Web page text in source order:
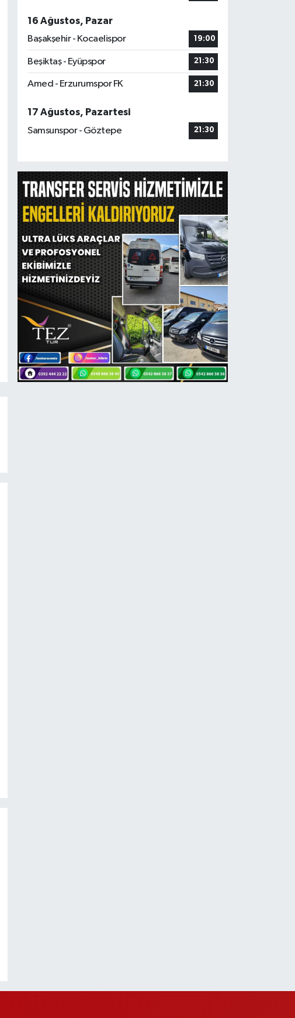
16 Ağustos, Pazar
Başakşehir - Kocaelispor
19:00
Beşiktaş - Eyüpspor 21:30
Amed - Erzurumspor FK 21:30
17 Ağustos, Pazartesi
Samsunspor - Göztepe
21:30